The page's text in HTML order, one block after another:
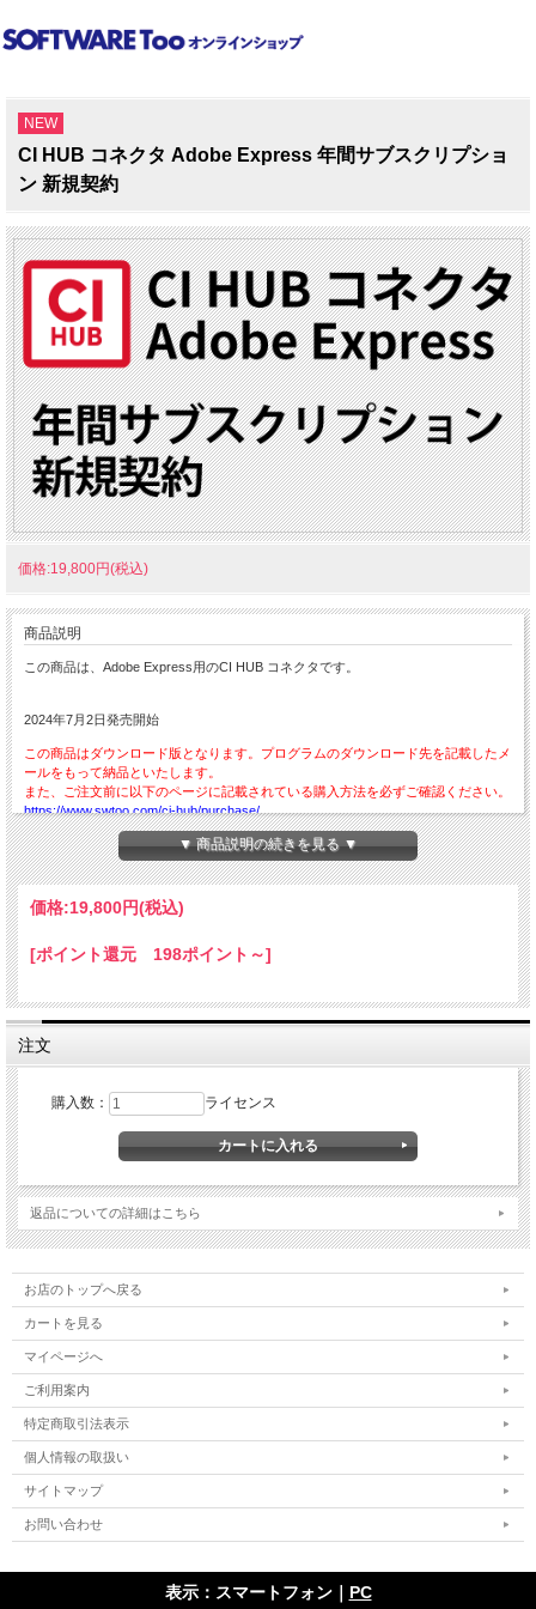
NEW
CI HUB コネクタ Adobe Express 年間サブスクリプショ
ン 新規契約
価格:19,800円(税込)
商品説明
この商品は、Adobe Express用のCI HUB コネクタです。
2024年7月2日発売開始
この商品はダウンロード版となります。プログラムのダウンロード先を記載したメ
ールをもって納品といたします。
また、ご注文前に以下のページに記載されている購入方法を必ずご確認ください。
https://www.swtoo.com/ci-hub/purchase/
尚、こちらの製品は取寄せ商品となりますので、納品まで2日～4日程かかります。
ご注文時には「 CI HUB コネクタ 新規購入申込書
購入申込書内の「販売店記入欄」の記入は不要です。
にてソフトウェア・トゥーストア宛にお送りください。
【注意】 CI HUB コネクタでは、シリアル番号を使ったライセンシングではなく、
CI HUB コネクタアカウントとパスワードでログインすることによって製品を利用
します。ログイン／ログオフ、または定期的なログイン状況の検証のため、インタ
ーネットに接続されている必要があります。
▼ 商品説明の続きを見る ▼
価格:19,800円(税込)
[ポイント還元 198ポイント～]
注文
購入数： ライセンス
返品についての詳細はこちら
お店のトップへ戻る
カートを見る
マイページへ
ご利用案内
特定商取引法表示
個人情報の取扱い
サイトマップ
お問い合わせ
表示：スマートフォン｜ PC